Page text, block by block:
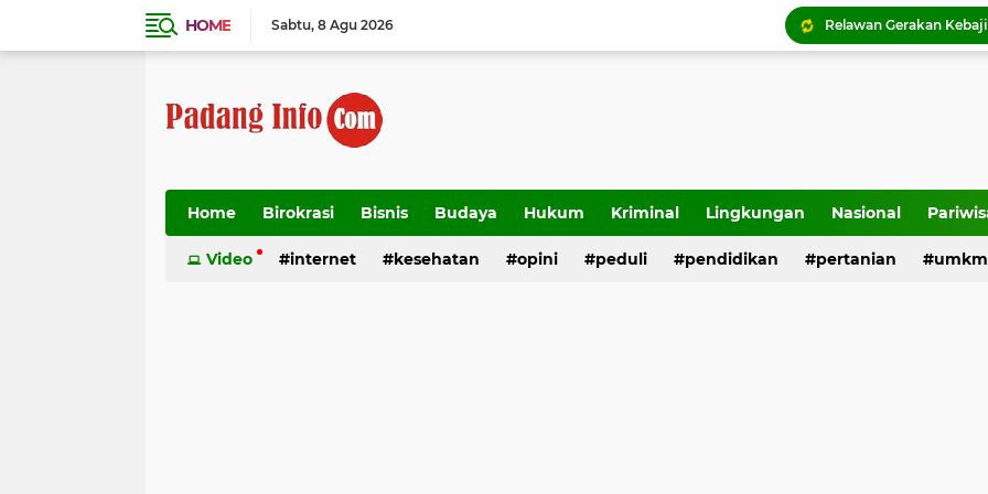
HOME Sabtu 8 Agu 2026
Pemko Payakumbuh
Home Birokrasi Bisnis Budaya Hukum Kriminal Lingkungan Nasional
Transportasi
Video internet kesehatan opini peduli pendidikan pertanian umkm